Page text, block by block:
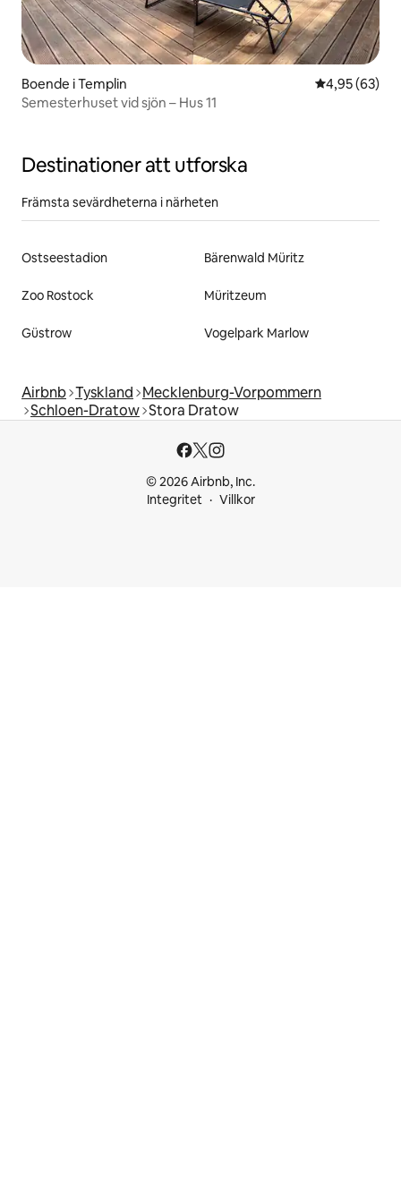
Boende i Templin 4,95 av 5 i
4,95 (63)
Semesterhuset vid sjön – Hus 11
Destinationer att utforska
Främsta sevärdheterna i närheten
Ostseestadion Bärenwald Müritz
Zoo Rostock Müritzeum
Güstrow Vogelpark Marlow
Airbnb Tyskland Mecklenburg-Vorpommern
Schloen-Dratow Stora Dratow
© 2026 Airbnb, Inc.
Integritet
Villkor